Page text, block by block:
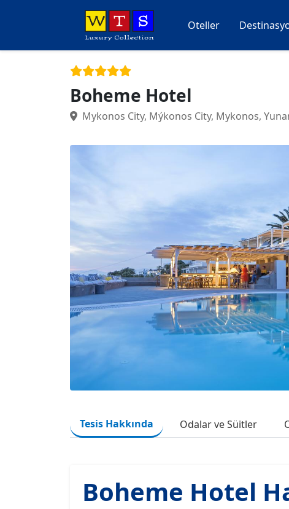
Oteller
Boheme Hotel
Mykonos City, Mýkonos City, Mykonos,
Tesis Hakkında Odalar ve Süitler
Boheme Hotel